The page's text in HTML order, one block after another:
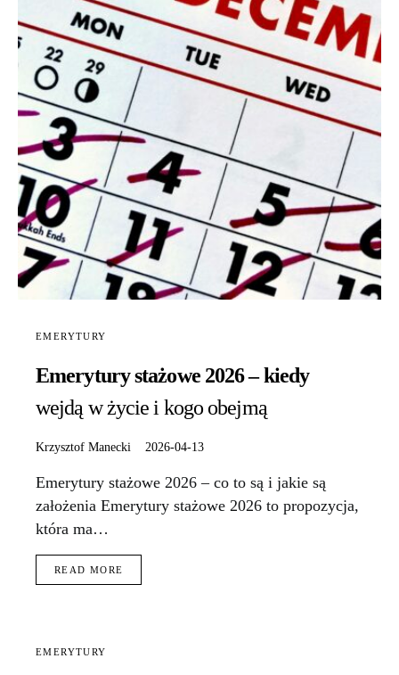
EMERYTURY
Emerytury stażowe 2026 – kiedy
wejdą w życie i kogo obejmą
Krzysztof Manecki 2026-04-13
Emerytury stażowe 2026 – co to są i jakie są
założenia Emerytury stażowe 2026 to propozycja,
która ma…
READ MORE
EMERYTURY